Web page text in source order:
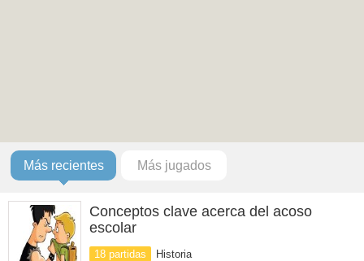
Más recientes Más jugados
Conceptos clave acerca del acoso
escolar
18 partidas Historia